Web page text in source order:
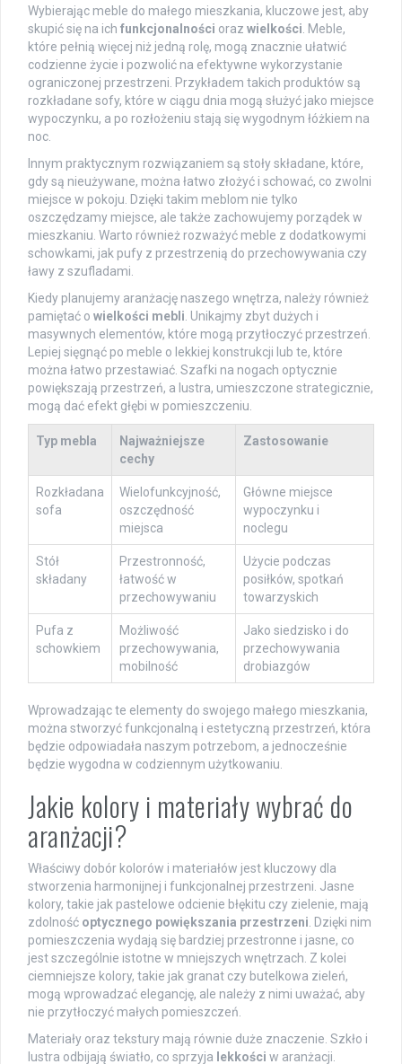
Wybierając meble do małego mieszkania, kluczowe jest, aby
skupić się na ich funkcjonalności oraz wielkości . Meble,
które pełnią więcej niż jedną rolę, mogą znacznie ułatwić
codzienne życie i pozwolić na efektywne wykorzystanie
ograniczonej przestrzeni. Przykładem takich produktów są
rozkładane sofy, które w ciągu dnia mogą służyć jako miejsce
wypoczynku, a po rozłożeniu stają się wygodnym łóżkiem na
noc.
Innym praktycznym rozwiązaniem są stoły składane, które,
gdy są nieużywane, można łatwo złożyć i schować, co zwolni
miejsce w pokoju. Dzięki takim meblom nie tylko
oszczędzamy miejsce, ale także zachowujemy porządek w
mieszkaniu. Warto również rozważyć meble z dodatkowymi
schowkami, jak pufy z przestrzenią do przechowywania czy
ławy z szufladami.
Kiedy planujemy aranżację naszego wnętrza, należy również
pamiętać o wielkości mebli . Unikajmy zbyt dużych i
masywnych elementów, które mogą przytłoczyć przestrzeń.
Lepiej sięgnąć po meble o lekkiej konstrukcji lub te, które
można łatwo przestawiać. Szafki na nogach optycznie
powiększają przestrzeń, a lustra, umieszczone strategicznie,
mogą dać efekt głębi w pomieszczeniu.
Typ mebla
Najważniejsze
cechy
Zastosowanie
Rozkładana
sofa
Wielofunkcyjność,
oszczędność
miejsca
Główne miejsce
wypoczynku i
noclegu
Stół
składany
Przestronność,
łatwość w
przechowywaniu
Użycie podczas
posiłków, spotkań
towarzyskich
Pufa z
schowkiem
Możliwość
przechowywania,
mobilność
Jako siedzisko i do
przechowywania
drobiazgów
Wprowadzając te elementy do swojego małego mieszkania,
można stworzyć funkcjonalną i estetyczną przestrzeń, która
będzie odpowiadała naszym potrzebom, a jednocześnie
będzie wygodna w codziennym użytkowaniu.
Jakie kolory i materiały wybrać do
aranżacji?
Właściwy dobór kolorów i materiałów jest kluczowy dla
stworzenia harmonijnej i funkcjonalnej przestrzeni. Jasne
kolory, takie jak pastelowe odcienie błękitu czy zielenie, mają
zdolność optycznego powiększania przestrzeni . Dzięki nim
pomieszczenia wydają się bardziej przestronne i jasne, co
jest szczególnie istotne w mniejszych wnętrzach. Z kolei
ciemniejsze kolory, takie jak granat czy butelkowa zieleń,
mogą wprowadzać elegancję, ale należy z nimi uważać, aby
nie przytłoczyć małych pomieszczeń.
Materiały oraz tekstury mają równie duże znaczenie. Szkło i
lustra odbijają światło, co sprzyja lekkości w aranżacji.